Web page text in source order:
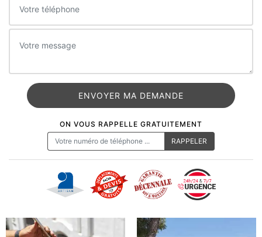
ON VOUS RAPPELLE GRATUITEMENT